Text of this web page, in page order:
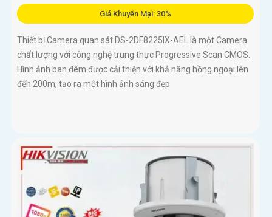
Giá Khuyến Mại: 30%
Thiết bị Camera quan sát DS-2DF8225IX-AEL là một Camera
chất lượng với công nghệ trung thực Progressive Scan CMOS.
Hình ảnh ban đêm được cải thiện với khả năng hồng ngoại lên
đến 200m, tạo ra một hình ảnh sáng đẹp